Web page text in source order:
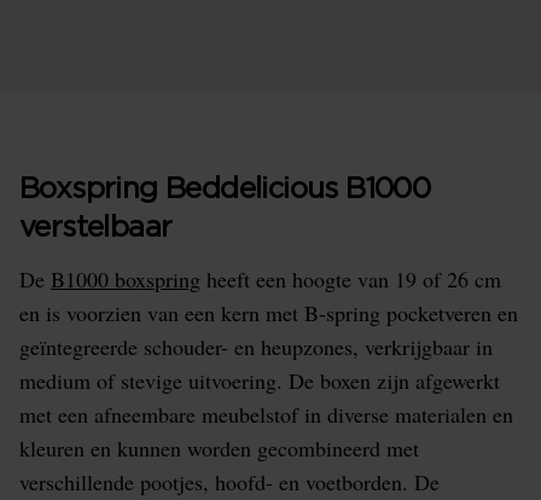
Boxspring Beddelicious B1000
verstelbaar
De B1000 boxspring heeft een hoogte van 19 of 26 cm
en is voorzien van een kern met B-spring pocketveren en
geïntegreerde schouder- en heupzones, verkrijgbaar in
medium of stevige uitvoering. De boxen zijn afgewerkt
met een afneembare meubelstof in diverse materialen en
kleuren en kunnen worden gecombineerd met
verschillende pootjes, hoofd- en voetborden. De